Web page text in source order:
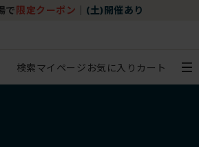
で 限定クーポン (土)開催あり
検索マイページ お気に入り カート